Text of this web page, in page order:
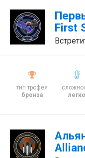
First
тип трофея
бронза
легко